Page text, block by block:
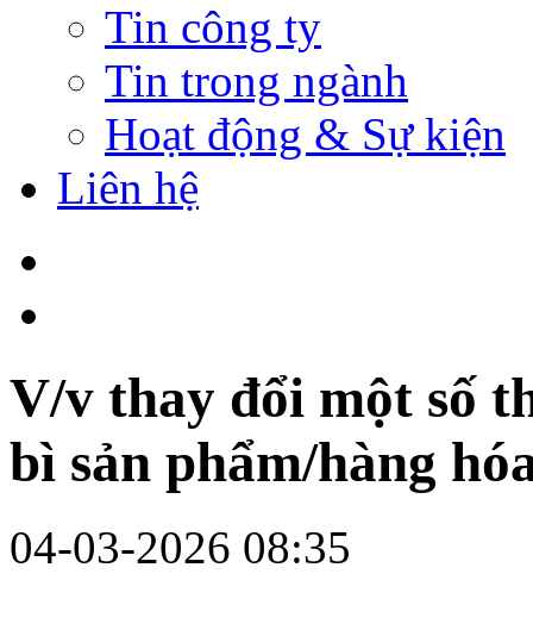
Tin công ty
Tin trong ngành
Hoạt động & Sự kiện
Liên hệ
V/v thay đổi một số
bì sản phẩm/hàng
04-03-2026 08:35